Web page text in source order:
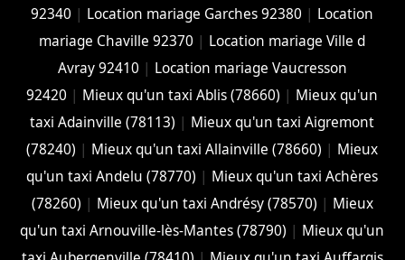
92340 | Location mariage Garches 92380 | Location
mariage Chaville 92370 | Location mariage Ville d
Avray 92410 | Location mariage Vaucresson
92420 | Mieux qu'un taxi Ablis (78660) | Mieux qu'un
taxi Adainville (78113) | Mieux qu'un taxi Aigremont
(78240) | Mieux qu'un taxi Allainville (78660) | Mieux
qu'un taxi Andelu (78770) | Mieux qu'un taxi Achères
(78260) | Mieux qu'un taxi Andrésy (78570) | Mieux
qu'un taxi Arnouville-lès-Mantes (78790) | Mieux qu'un